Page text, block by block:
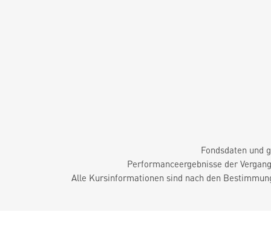
Fondsdaten und
Performanceergebnisse der
Alle Kursinformationen sind nach den